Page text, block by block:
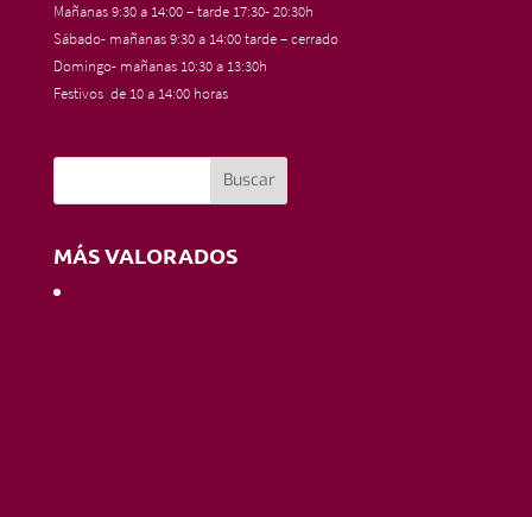
Mañanas 9:30 a 14:00 – tarde 17:30- 20:30h
Sábado- mañanas 9:30 a 14:00 tarde – cerrado
Domingo- mañanas 10:30 a 13:30h
Festivos de 10 a 14:00 horas
MÁS VALORADOS